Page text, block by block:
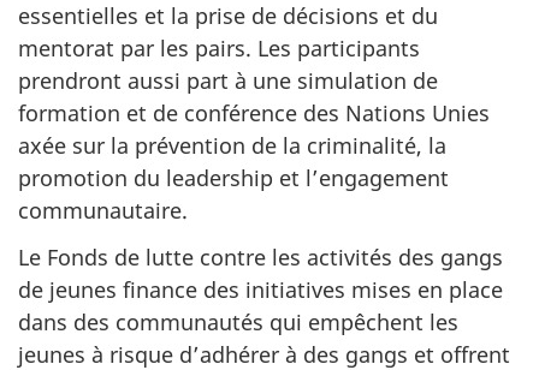
essentielles et la prise de décisions et du
mentorat par les pairs. Les participants
prendront aussi part à une simulation de
formation et de conférence des Nations Unies
axée sur la prévention de la criminalité, la
promotion du leadership et l’engagement
communautaire.
Le Fonds de lutte contre les activités des gangs
de jeunes finance des initiatives mises en place
dans des communautés qui empêchent les
jeunes à risque d’adhérer à des gangs et offrent